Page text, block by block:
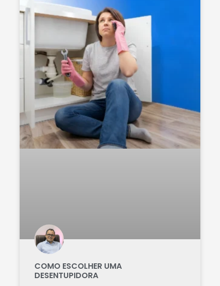
COMO ESCOLHER UMA
DESENTUPIDORA